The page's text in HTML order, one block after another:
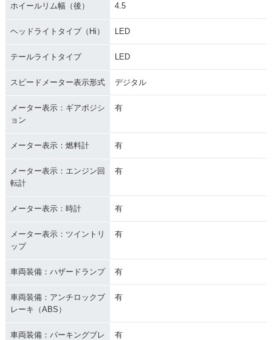
ホイールリム幅（後） 4.5
ヘッドライトタイプ（Hi） LED
テールライトタイプ LED
スピードメーター表示形式 デジタル
メーター表示：ギアポジシ
ョン
有
メーター表示：燃料計 有
メーター表示：エンジン回
転計
有
メーター表示：時計 有
メーター表示：ツイントリ
ップ
有
車両装備：ハザードランプ 有
車両装備：アンチロックブ
レーキ（ABS）
有
車両装備：パーキングブレ
有